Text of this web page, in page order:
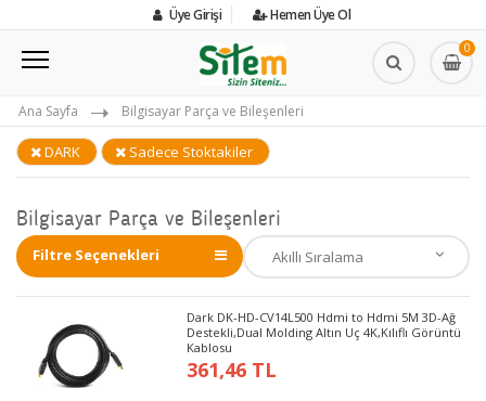
Üye Girişi Hemen Üye Ol
0
Ana Sayfa Bilgisayar Parça ve Bileşenleri
DARK Sadece Stoktakiler
Bilgisayar Parça ve Bileşenleri
Filtre Seçenekleri
Dark DK-HD-CV14L500 Hdmi to Hdmi 5M 3D-Ağ
Destekli,Dual Molding Altın Uç 4K,Kılıflı Görüntü
Kablosu
361,46 TL